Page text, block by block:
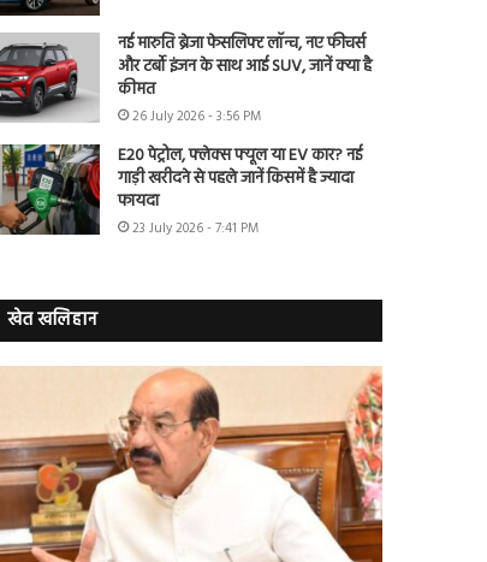
नई मारुति ब्रेजा फेसलिफ्ट लॉन्च, नए फीचर्स
और टर्बो इंजन के साथ आई SUV, जानें क्या है
कीमत
26 July 2026 - 3:56 PM
E20 पेट्रोल, फ्लेक्स फ्यूल या EV कार? नई
गाड़ी खरीदने से पहले जानें किसमें है ज्यादा
फायदा
23 July 2026 - 7:41 PM
खेत खलिहान